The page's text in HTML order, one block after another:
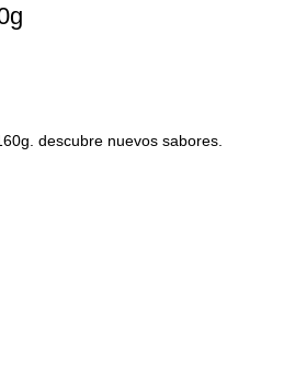
descubre nuevos sabores.